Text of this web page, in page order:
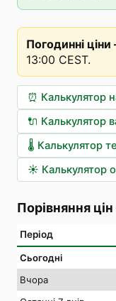
Погодинні
13:00 CEST.
⏰ Калькулятор
🔌 Калькулятор
🌡️ Калькулятор
☀️ Калькулятор
Порівняння цін
Період
Сьогодні
Вчора